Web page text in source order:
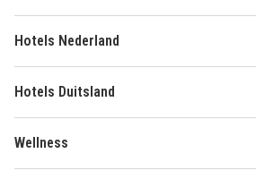
Hotels Nederland
Hotels Duitsland
Wellness